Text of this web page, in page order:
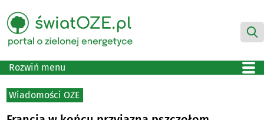
Rozwiń menu
Wiadomości OZE